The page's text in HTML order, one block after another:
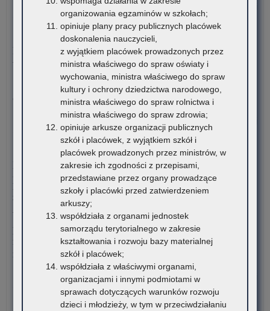
5 sierpnia 2026
Materiały dotyczące nowych podstaw programowych
wprowadzanych w związku z Reformą Kompas Jutra
Instytut Badań Edukacyjnych-Państwowy Instytut Badawczy
oraz Ośrodek Rozwoju Edukacji zapraszają…
4 sierpnia 2026
Komunikat Małopolskiego Kuratora Oświaty w sprawie
przekazywania informacji o liczbie wolnych miejsc w
publicznych liceach ogólnokształcących, technikach,
branżowych szkołach I stopnia, szkołach policealnych,
branżowych szkołach II stopnia, publicznych szkołach
podstawowych dla dorosłych – postępowanie rekrutacyjne na
rok szkolny 2026/2027 oraz po przeprowadzeniu postępowania
rekrutacyjnego uzupełniającego na rok szkolny 2026/2027
3 sierpnia 2026
organizowania egzaminów w szkołach;
opiniuje plany pracy publicznych placówek
doskonalenia nauczycieli,
z wyjątkiem placówek prowadzonych przez
ministra właściwego do spraw oświaty i
wychowania, ministra właściwego do spraw
kultury i ochrony dziedzictwa narodowego,
ministra właściwego do spraw rolnictwa i
ministra właściwego do spraw zdrowia;
opiniuje arkusze organizacji publicznych
szkół i placówek, z wyjątkiem szkół i
placówek prowadzonych przez ministrów, w
zakresie ich zgodności z przepisami,
przedstawiane przez organy prowadzące
szkoły i placówki przed zatwierdzeniem
arkuszy;
współdziała z organami jednostek
samorządu terytorialnego w zakresie
kształtowania i rozwoju bazy materialnej
szkół i placówek;
współdziała z właściwymi organami,
organizacjami i innymi podmiotami w
sprawach dotyczących warunków rozwoju
dzieci i młodzieży, w tym w przeciwdziałaniu